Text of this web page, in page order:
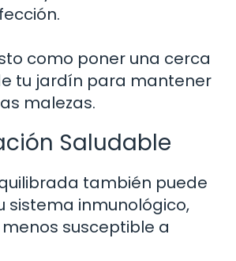
como poner una cerca
tu jardín para mantener
malezas.
Saludable
también puede
sistema inmunológico,
susceptible a